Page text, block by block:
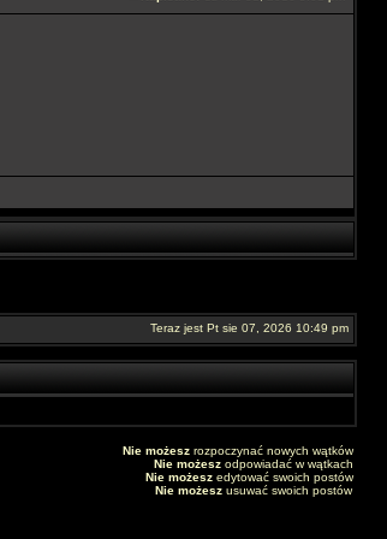
Teraz jest Pt sie 07, 2026 10:49 pm
Nie możesz rozpoczynać nowych wątków
Nie możesz odpowiadać w wątkach
Nie możesz edytować swoich postów
Nie możesz usuwać swoich postów